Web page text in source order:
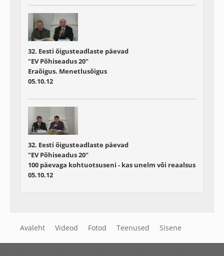
32. Eesti õigusteadlaste päevad
"EV Põhiseadus 20"
Eraõigus. Menetlusõigus
05.10.12
32. Eesti õigusteadlaste päevad
"EV Põhiseadus 20"
100 päevaga kohtuotsuseni - kas unelm või reaalsus
05.10.12
Avaleht Videod Fotod Teenused Sisene